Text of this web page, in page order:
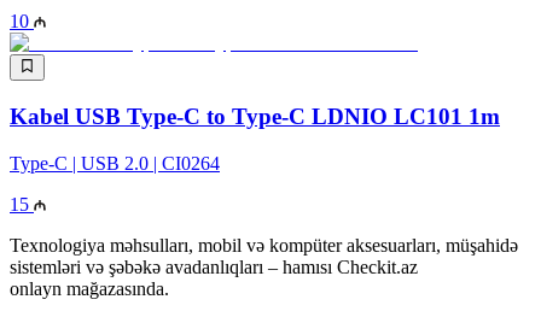
10
Kabel USB Type-C to Type-C LDNIO LC101 1m
Type-C | USB 2.0 | CI0264
15
Texnologiya məhsulları, mobil və kompüter aksesuarları, müşahidə
sistemləri və şəbəkə avadanlıqları – hamısı Checkit.az
onlayn mağazasında.